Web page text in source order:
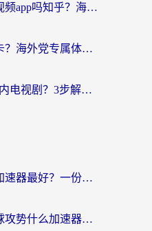
在国外可以看国内的视频app吗知乎？海外党亲测有效的追剧加速方案
在国外怎么看球赛不卡？海外党专属体育直播自由指南
在国外用什么app看国内电视剧？3步解决版权限制+卡顿难题
国外失落城堡用什么加速器最好？一份来自老玩家的真实指南
国外打反恐精英：全球攻势什么加速器好用？2026海外玩家国服游戏加速终极指南